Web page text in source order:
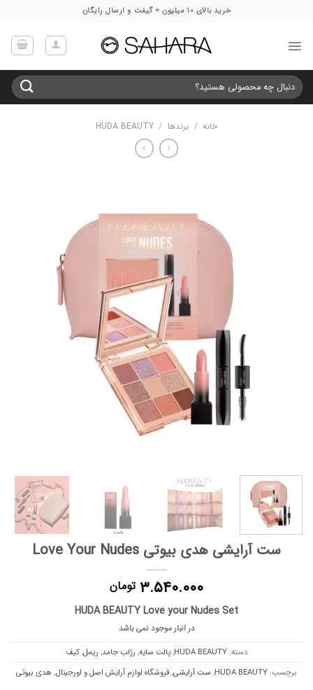
خرید بالای 10 میلیون = گیفت و ارسال رایگان
جستجو
برای:
خانه / برندها /
HUDA BEAUTY
ست آرایشی هدی بیوتی Love Your Nudes
۳.۵۴۰.۰۰۰ تومان
HUDA BEAUTY Love your Nudes Set
در انبار موجود نمی باشد
دسته:HUDA BEAUTY
,پالت سایه, رژلب جامد, ریمل,کیف
برچسب: HUDA BEAUTY
, ست آرایشی, فروشگاه لوازم آرایش اصل و اورجینال, هدی بیوتی